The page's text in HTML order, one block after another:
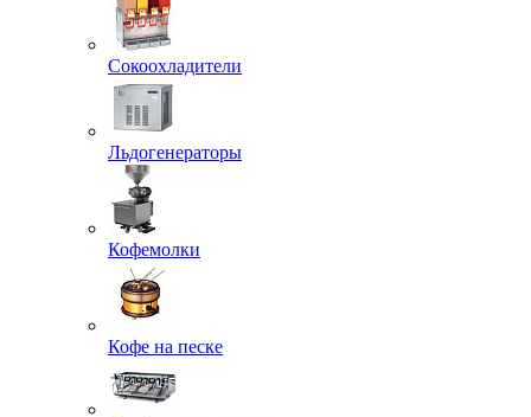
Сокоохладители
Льдогенераторы
Кофемолки
Кофе на песке